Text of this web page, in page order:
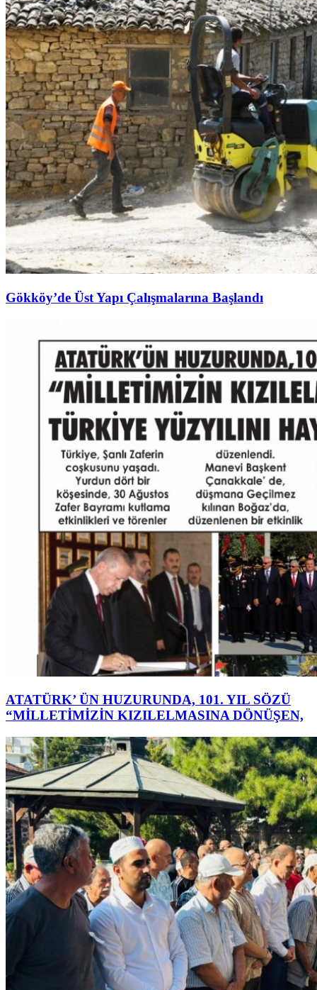
Gökköy’de Üst Yapı Çalışmalarına Başlandı
ATATÜRK’ ÜN HUZURUNDA, 101. YIL SÖZÜ
“MİLLETİMİZİN KIZILELMASINA DÖNÜŞEN,